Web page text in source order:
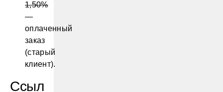
1,50%
—
оплаченный
заказ
(старый
клиент).
Ссыл